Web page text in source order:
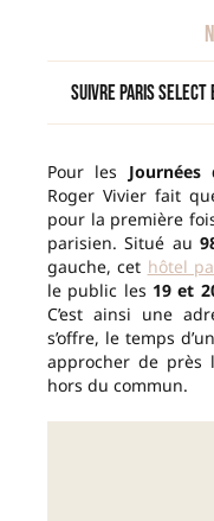
Suivre Paris Select
Pour les
Roger Vivier fait
pour la première
parisien. Situé au
gauche, cet hôtel
le public les 19 et
C’est ainsi une
s’offre, le temps
approcher de près
hors du commun.